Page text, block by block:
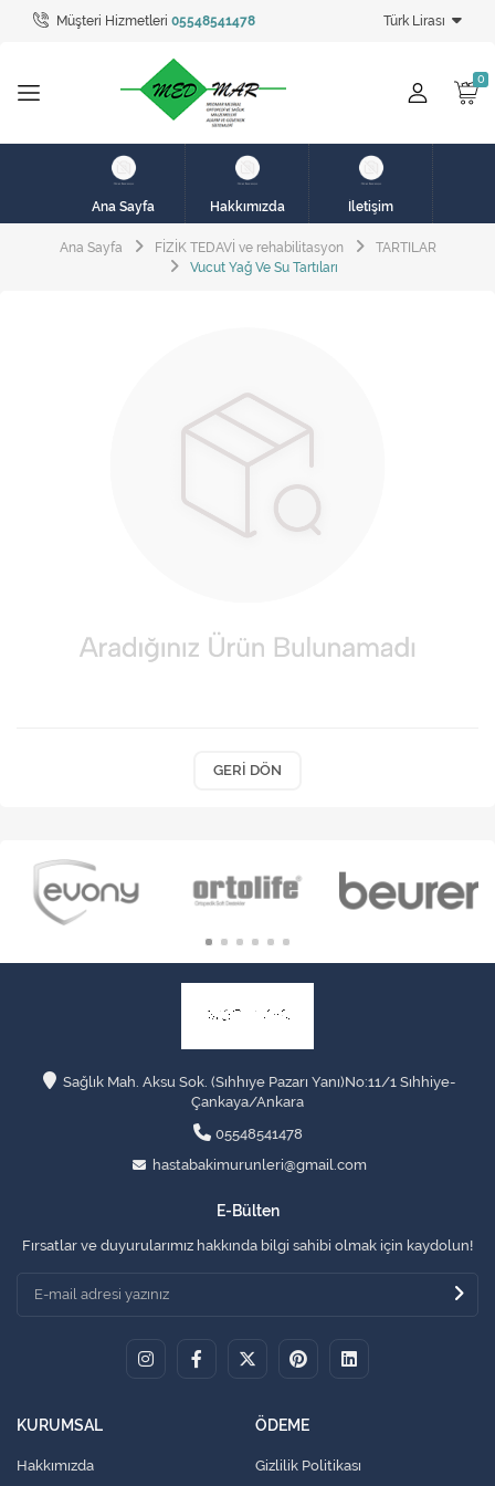
Müşteri Hizmetleri 05548541478 Türk Lirası
Tüm Kategoriler
hasta karyolası
HASTA KARYOLASI
KİRALIK MEDİKAL ÜRÜNLER
TANSİYON ALETLERİ
TEKERLEKLİ SANDALYE
VARİS ÇORAPLARI
Ana Sayfa Hakkımızda İletişim
Ana Sayfa FİZİK TEDAVİ ve rehabilitasyon
TARTILAR
Vucut Yağ Ve Su Tartıları
GERI DÖN
Sağlık Mah. Aksu Sok. (Sıhhıye Pazarı Yanı)No:11/1 Sıhhiye-
Çankaya/Ankara
05548541478
hastabakimurunleri@gmail.com
E-Bülten
Fırsatlar ve duyurularımız hakkında bilgi sahibi olmak için kaydolun!
KURUMSAL
Hakkımızda
ÖDEME
Gizlilik Politikası